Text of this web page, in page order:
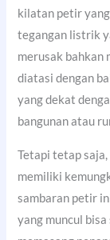
kilatan petir
tegangan listrik
merusak bahkan
diatasi dengan
yang dekat
bangunan atau
Tetapi tetap
memiliki
sambaran petir
yang muncul